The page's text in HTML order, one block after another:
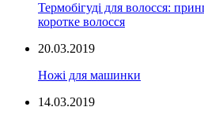
Термобігуді для волосся:
коротке волосся
20.03.2019
Ножі для машинки
14.03.2019